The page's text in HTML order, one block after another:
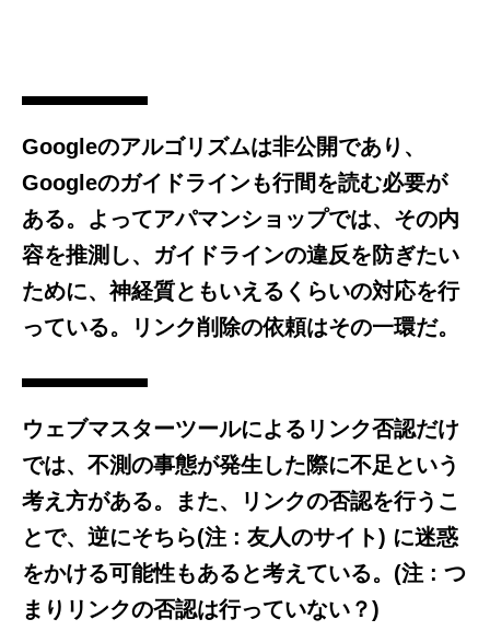
Googleのアルゴリズムは非公開であり、
Googleのガイドラインも行間を読む必要が
ある。よってアパマンショップでは、その内
容を推測し、ガイドラインの違反を防ぎたい
ために、神経質ともいえるくらいの対応を行
っている。リンク削除の依頼はその一環だ。
ウェブマスターツールによるリンク否認だけ
では、不測の事態が発生した際に不足という
考え方がある。また、リンクの否認を行うこ
とで、逆にそちら(注 : 友人のサイト) に迷惑
をかける可能性もあると考えている。(注 : つ
まりリンクの否認は行っていない？)